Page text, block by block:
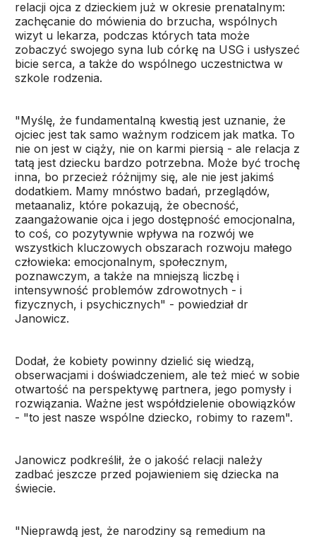
relacji ojca z dzieckiem już w okresie prenatalnym:
zachęcanie do mówienia do brzucha, wspólnych
wizyt u lekarza, podczas których tata może
zobaczyć swojego syna lub córkę na USG i usłyszeć
bicie serca, a także do wspólnego uczestnictwa w
szkole rodzenia.
"Myślę, że fundamentalną kwestią jest uznanie, że
ojciec jest tak samo ważnym rodzicem jak matka. To
nie on jest w ciąży, nie on karmi piersią - ale relacja z
tatą jest dziecku bardzo potrzebna. Może być trochę
inna, bo przecież różnijmy się, ale nie jest jakimś
dodatkiem. Mamy mnóstwo badań, przeglądów,
metaanaliz, które pokazują, że obecność,
zaangażowanie ojca i jego dostępność emocjonalna,
to coś, co pozytywnie wpływa na rozwój we
wszystkich kluczowych obszarach rozwoju małego
człowieka: emocjonalnym, społecznym,
poznawczym, a także na mniejszą liczbę i
intensywność problemów zdrowotnych - i
fizycznych, i psychicznych" - powiedział dr
Janowicz.
Dodał, że kobiety powinny dzielić się wiedzą,
obserwacjami i doświadczeniem, ale też mieć w sobie
otwartość na perspektywę partnera, jego pomysły i
rozwiązania. Ważne jest współdzielenie obowiązków
- "to jest nasze wspólne dziecko, robimy to razem".
Janowicz podkreślił, że o jakość relacji należy
zadbać jeszcze przed pojawieniem się dziecka na
świecie.
"Nieprawdą jest, że narodziny są remedium na